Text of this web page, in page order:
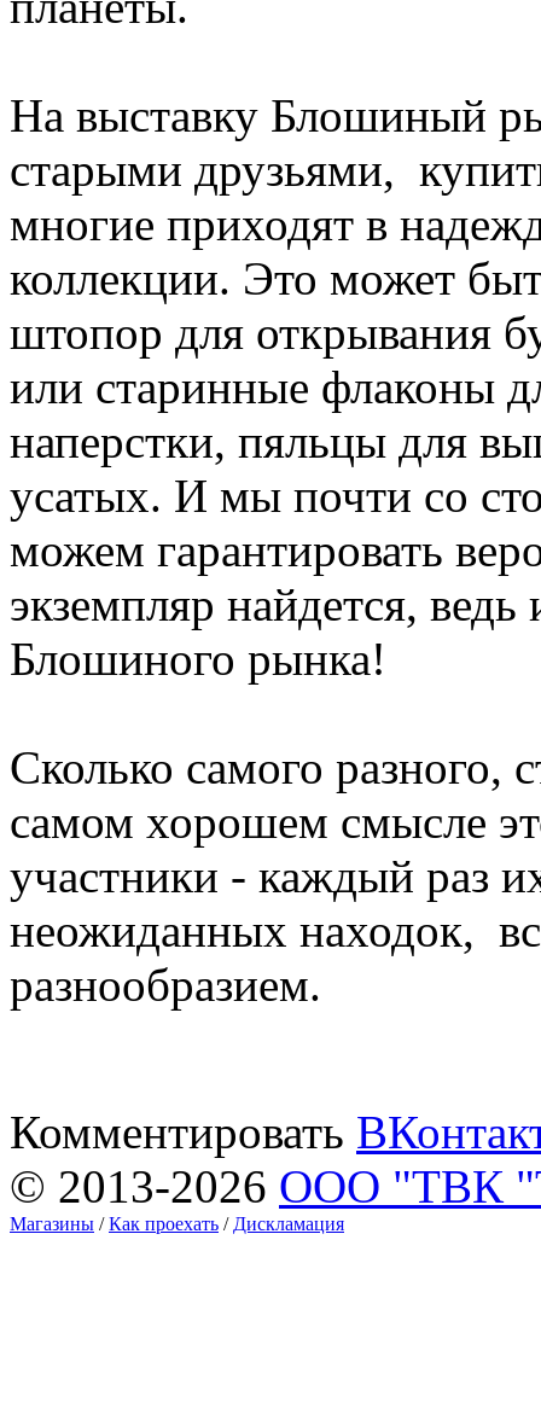
На выставку Блошиный
старыми друзьями,
многие приходят в
коллекции. Это может
штопор для открывания
или старинные флаконы
наперстки, пяльцы для
усатых. И мы почти со
можем гарантировать
экземпляр найдется,
Блошиного рынка!
Сколько самого разного,
самом хорошем смысле
участники - каждый раз
неожиданных находок,
разнообразием.
Комментировать
© 2013-2026 ООО "ТВК
Магазины /Как проехать / Дискламация